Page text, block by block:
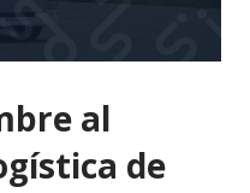
al
de